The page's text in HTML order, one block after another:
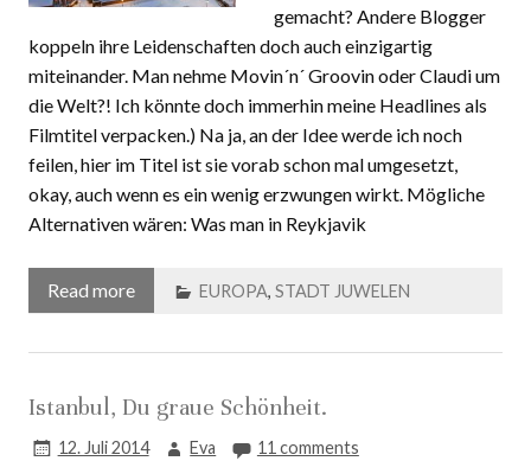
Movie-Kombination
gemacht? Andere Blogger
koppeln ihre Leidenschaften doch auch einzigartig
miteinander. Man nehme Movin´n´ Groovin oder Claudi um
die Welt?! Ich könnte doch immerhin meine Headlines als
Filmtitel verpacken.) Na ja, an der Idee werde ich noch
feilen, hier im Titel ist sie vorab schon mal umgesetzt,
okay, auch wenn es ein wenig erzwungen wirkt. Mögliche
Read more
Istanbul, Du graue Schönheit.